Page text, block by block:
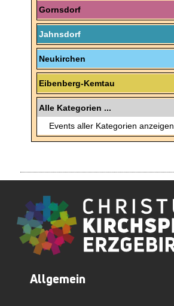
Gornsdorf
Jahnsdorf
Neukirchen
Eibenberg-Kemtau
Alle Kategorien ...
Events aller Kategorien anzeigen
Allgemein